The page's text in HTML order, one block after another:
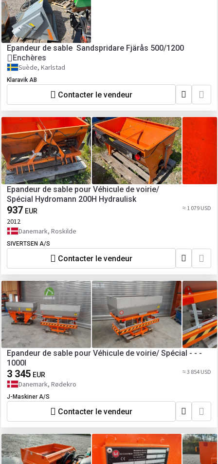
Epandeur de sable Sandspridare Fjärås 500/1200
Enchères
Suède, Karlstad
Klaravik AB
Contacter le vendeur
Epandeur de sable pour Véhicule de voirie/
Spécial Hydromann 200H Hydraulisk
937 EUR ≈ 1 079 USD
2012
Danemark, Roskilde
SIVERTSEN A/S
Contacter le vendeur
Epandeur de sable pour Véhicule de voirie/ Spécial - - -
1000l
3 345 EUR ≈ 3 854 USD
Danemark, Rødekro
J-Maskiner A/S
Contacter le vendeur